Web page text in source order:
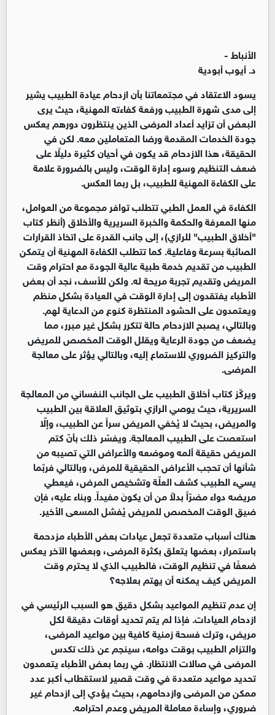
الأنباط -
د. أيوب أبودية
يسود الاعتقاد في مجتمعاتنا بأن ازدحام عيادة الطبيب يشير
إلى مدى شهرة الطبيب ورفعة كفاءته المهنية، حيث يرى
البعض أن تزايد أعداد المرضى الذين ينتظرون دورهم يعكس
جودة الخدمات المقدمة ورضا المتعاملين معه. لكن في
الحقيقة، هذا الازدحام قد يكون في أحيان كثيرة دليلًا على
ضعف التنظيم وسوء إدارة الوقت، وليس بالضرورة علامة
على الكفاءة المهنية للطبيب، بل ربما العكس.
الكفاءة في العمل الطبي تتطلب توافر مجموعة من العوامل،
منها المعرفة والحكمة والخبرة السريرية والأخلاق (أنظر كتاب
"أخلاق الطبيب" للرازي)، إلى جانب القدرة على اتخاذ القرارات
الصائبة بسرعة وفاعلية. كما تتطلب الكفاءة المهنية أن يتمكن
الطبيب من تقديم خدمة طبية عالية الجودة مع احترام وقت
المريض وتقديم تجربة مريحة له. ولكن للأسف، نجد أن بعض
الأطباء يفتقدون إلى إدارة الوقت في العيادة بشكل منظم
ويعتمدون على الحشود المنتظرة كنوع من الدعاية لهم.
وبالتالي، يصبح الازدحام حالة تتكرر بشكل غير مبرر، مما
يضعف من جودة الرعاية ويقلل الوقت المخصص للمريض
والتركيز الضروري للاستماع إليه، وبالتالي يؤثر على معالجة
المرضى.
ويركّز كتاب أخلاق الطبيب على الجانب النفساني من المعالجة
السريرية، حيث يوصي الرازي بتوثيق العلاقة بين الطبيب
والمريض، بحيث لا يُخفي المريض سراً عن الطبيب، وإلّا
استعصت على الطبيب المعالجة. ويفسّر ذلك بأنّ كتم
المريض حقيقة ألمه وموضعه والأعراض التي تصيبه من
شأنها أن تحجب الأعراض الحقيقية للمرض، وبالتالي فربّما
يسيء الطبيب كشف العلّة وتشخيص المرض، فيعطي
مريضه دواء مضرّاً بدلاً من أن يكونَ مفيداً. وبناء عليه، فإن
ضيق الوقت المخصص للمريض يُفشل المسعى الأخير.
هناك أسباب متعددة تجعل عيادات بعض الأطباء مزدحمة
باستمرار، بعضها يتعلق بكثرة المرضى، وبعضها الآخر يعكس
ضعفًا في تنظيم الوقت، فالطبيب الذي لا يحترم وقت
المريض كيف يمكنه أن يهتم بعلاجه؟
إن عدم تنظيم المواعيد بشكل دقيق هو السبب الرئيسي في
ازدحام العيادات. فإذا لم يتم تحديد أوقات دقيقة لكل
مريض، وترك فسحة زمنية كافية بين مواعيد المرضى،
والتزام الطبيب بوقت دوامه، سينجم عن ذلك تكدس
المرضى في صالات الانتظار. في ربما بعض الأطباء يتعمدون
تحديد مواعيد متعددة في وقت قصير لاستقطاب أكبر عدد
ممكن من المرضى وازدحامهم، بحيث يؤدي إلى ازدحام غير
ضروري، وإساءة معاملة المريض وعدم احترامه.